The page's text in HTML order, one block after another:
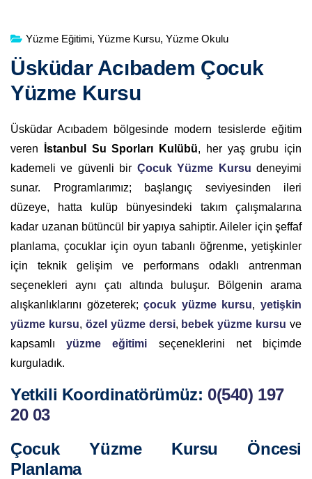
Yüzme Eğitimi, Yüzme Kursu, Yüzme Okulu
Üsküdar Acıbadem Çocuk
Yüzme Kursu
Üsküdar Acıbadem bölgesinde modern tesislerde eğitim
veren
İstanbul Su Sporları Kulübü, her yaş grubu için
kademeli ve güvenli bir Çocuk Yüzme Kursu deneyimi
sunar. Programlarımız; başlangıç seviyesinden ileri
düzeye, hatta kulüp bünyesindeki takım çalışmalarına
kadar uzanan bütüncül bir yapıya sahiptir. Aileler için şeffaf
planlama, çocuklar için oyun tabanlı öğrenme, yetişkinler
için teknik gelişim ve performans odaklı antrenman
seçenekleri aynı çatı altında buluşur. Bölgenin arama
alışkanlıklarını gözeterek;çocuk yüzme kursu,yetişkin
yüzme kursu, özel yüzme dersi, bebek yüzme kursu ve
kapsamlıyüzme eğitimi seçeneklerini net biçimde
kurguladık.
Yetkili Koordinatörümüz: 0(540) 197
20 03
Çocuk Yüzme Kursu Öncesi
Planlama